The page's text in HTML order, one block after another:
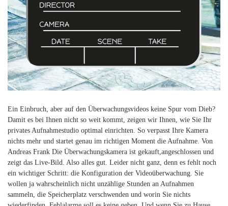
Ein Einbruch, aber auf den Überwachungsvideos keine Spur vom Dieb?
Damit es bei Ihnen nicht so weit kommt, zeigen wir Ihnen, wie Sie Ihr
privates Aufnahmestudio optimal einrichten. So verpasst Ihre Kamera
nichts mehr und startet genau im richtigen Moment die Aufnahme. Von
Andreas Frank Die Überwachungskamera ist gekauft,angeschlossen und
zeigt das Live-Bild. Also alles gut. Leider nicht ganz, denn es fehlt noch
ein wichtiger Schritt: die Konfiguration der Videoüberwachung. Sie
wollen ja wahrscheinlich nicht unzählige Stunden an Aufnahmen
sammeln, die Speicherplatz verschwenden und worin Sie nichts